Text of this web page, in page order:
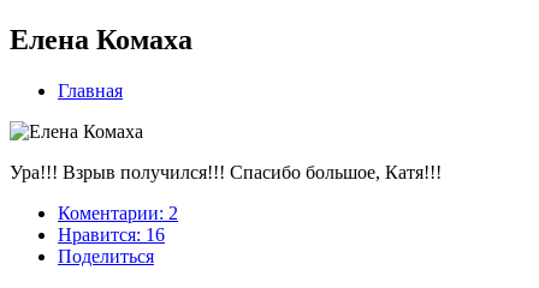
Елена Комаха
Главная
Ура!!! Взрыв получился!!! Спасибо большое, Катя!!!
Коментарии: 2
Нравится: 16
Поделиться